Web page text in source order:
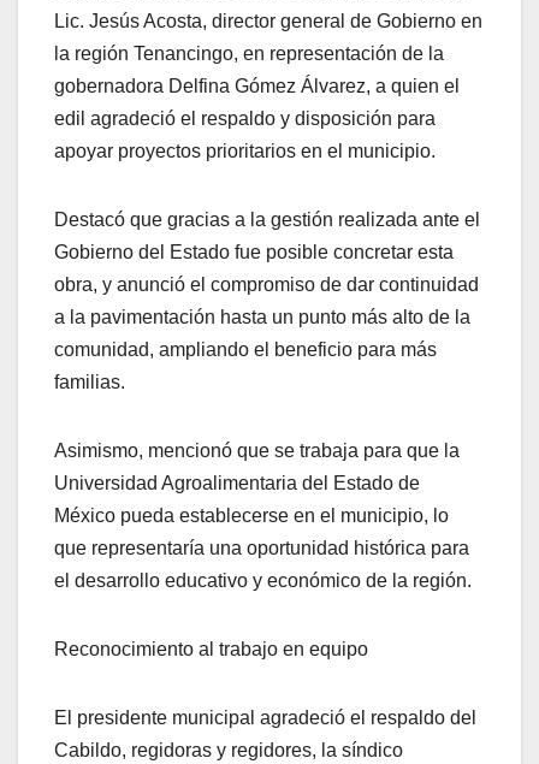
Lic. Jesús Acosta, director general de Gobierno en
la región Tenancingo, en representación de la
gobernadora Delfina Gómez Álvarez, a quien el
edil agradeció el respaldo y disposición para
apoyar proyectos prioritarios en el municipio.
Destacó que gracias a la gestión realizada ante el
Gobierno del Estado fue posible concretar esta
obra, y anunció el compromiso de dar continuidad
a la pavimentación hasta un punto más alto de la
comunidad, ampliando el beneficio para más
familias.
Asimismo, mencionó que se trabaja para que la
Universidad Agroalimentaria del Estado de
México pueda establecerse en el municipio, lo
que representaría una oportunidad histórica para
el desarrollo educativo y económico de la región.
Reconocimiento al trabajo en equipo
El presidente municipal agradeció el respaldo del
Cabildo, regidoras y regidores, la síndico